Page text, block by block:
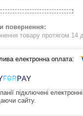
товару протягом 14
підключені
сайту.